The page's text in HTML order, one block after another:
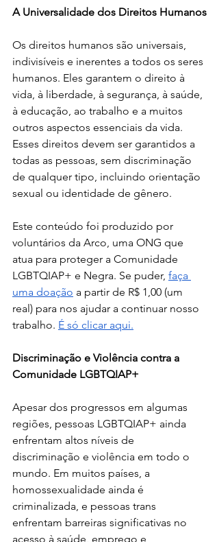
A Universalidade dos Direitos Humanos
Os direitos humanos são universais,
indivisíveis e inerentes a todos os seres
humanos. Eles garantem o direito à
vida, à liberdade, à segurança, à saúde,
à educação, ao trabalho e a muitos
outros aspectos essenciais da vida.
Esses direitos devem ser garantidos a
todas as pessoas, sem discriminação
de qualquer tipo, incluindo orientação
sexual ou identidade de gênero.
Este conteúdo foi produzido por
voluntários da Arco, uma ONG que
atua para proteger a Comunidade
LGBTQIAP+ e Negra. Se puder, faça
uma doação a partir de R$ 1,00 (um
real) para nos ajudar a continuar nosso
trabalho. É só clicar aqui.
Discriminação e Violência contra a
Comunidade LGBTQIAP+
Apesar dos progressos em algumas
regiões, pessoas LGBTQIAP+ ainda
enfrentam altos níveis de
discriminação e violência em todo o
mundo. Em muitos países, a
homossexualidade ainda é
criminalizada, e pessoas trans
enfrentam barreiras significativas no
acesso à saúde, emprego e